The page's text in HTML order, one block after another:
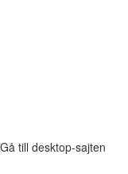
Gå till desktop-sajten